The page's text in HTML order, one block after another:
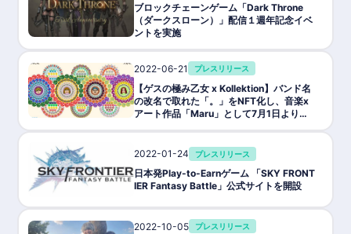
ブロックチェーンゲーム「Dark Throne
（ダークスローン）」配信１週年記念イベ
ントを実施
2022-06-21 プレスリリース
【ゲスの極み乙女 x Kollektion】バンド名
の改名で取れた「。」をNFT化し、音楽x
アート作品「Maru」として7月1日より販
2022-01-24 プレスリリース
日本発Play-to-Earnゲーム 「SKY FRONT
IER Fantasy Battle」公式サイトを開設
2022-10-05 プレスリリース